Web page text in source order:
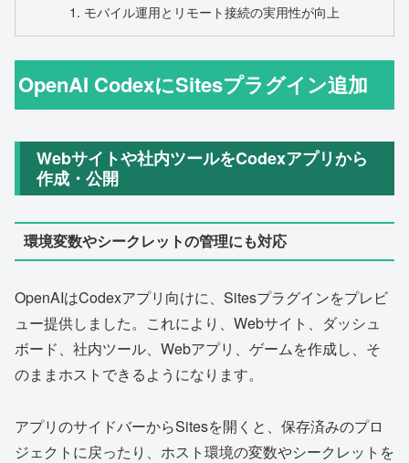
モバイル運用とリモート接続の実用性が向上
OpenAI CodexにSitesプラグイン追加
Webサイトや社内ツールをCodexアプリから
作成・公開
環境変数やシークレットの管理にも対応
OpenAIはCodexアプリ向けに、Sitesプラグインをプレビ
ュー提供しました。これにより、Webサイト、ダッシュ
ボード、社内ツール、Webアプリ、ゲームを作成し、そ
のままホストできるようになります。
アプリのサイドバーからSitesを開くと、保存済みのプロ
ジェクトに戻ったり、ホスト環境の変数やシークレットを